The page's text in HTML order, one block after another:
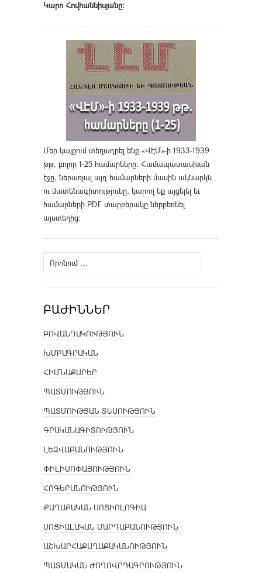
Կարո Հովհաննիսյանը։
Մեր կայքում տեղադրել ենք «ՎԷՄ»-ի 1933-1939
թթ. բոլոր 1-25 համարները։ Համապատասխան
էջը, ներառյալ այդ համարների մասին ակնարկն
ու մատենագիտությունը, կարող եք այցելել եւ
համարների PDF տարբերակը ներբեռնել
այստեղից։
Որոնել՝
ԲԱԺԻՆՆԵՐ
ԲՈՎԱՆԴԱԿՈՒԹՅՈՒՆ
ԽՄԲԱԳՐԱԿԱՆ
ՀԻՄՆԱՔԱՐԵՐ
ՊԱՏՄՈՒԹՅՈՒՆ
ՊԱՏՄՈՒԹՅԱՆ ՏԵՍՈՒԹՅՈՒՆ
ԳՐԱԿԱՆԱԳԻՏՈՒԹՅՈՒՆ
ԼԵԶՎԱԲԱՆՈՒԹՅՈՒՆ
ՓԻԼԻՍՈՓԱՅՈՒԹՅՈՒՆ
ՀՈԳԵԲԱՆՈՒԹՅՈՒՆ
ՔԱՂԱՔԱԿԱՆ ՍՈՑԻՈԼՈԳԻԱ
ՍՈՑԻԱԼԱԿԱՆ ՄԱՐԴԱԲԱՆՈՒԹՅՈՒՆ
ԱՇԽԱՐՀԱՔԱՂԱՔԱԿԱՆՈՒԹՅՈՒՆ
ՊԱՏՄԱԿԱՆ ԺՈՂՈՎՐԴԱԳՐՈՒԹՅՈՒՆ